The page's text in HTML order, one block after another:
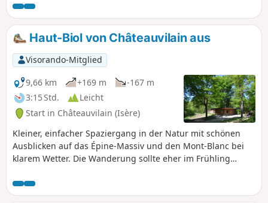
nicht mehr existierenden
Zisterzienserkloster, bewirtschaftet
wurden. Eine spezielle Beschilderung
verweist mittels Nummerierung auf die
in einer Broschüre beschriebenen
Stätten.
Haut-Biol von Châteauvilain aus
Visorando-Mitglied
9,66 km
+169 m
-167 m
3:15 Std.
Leicht
Start in Châteauvilain (Isère)
Kleiner, einfacher Spaziergang in der Natur mit schönen
Ausblicken auf das Épine-Massiv und den Mont-Blanc bei
klarem Wetter. Die Wanderung sollte eher im Frühling
etwas Unterholz führt.